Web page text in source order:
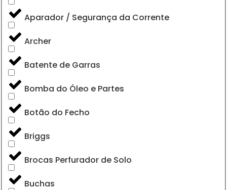
Aparador / Segurança da Corrente
Archer
Batente de Garras
Bomba do Óleo e Partes
Botão do Fecho
Briggs
Brocas Perfurador de Solo
Buchas